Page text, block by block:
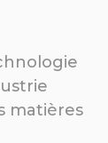
matières